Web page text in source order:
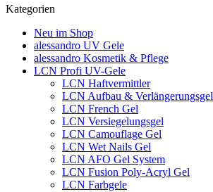
Kategorien
Neu im Shop
alessandro UV Gele
alessandro Kosmetik & Pflege
LCN Profi UV-Gele
LCN Haftvermittler
LCN Aufbau & Verlängerungsgel
LCN French Gel
LCN Versiegelungsgel
LCN Camouflage Gel
LCN Wet Nails Gel
LCN AFO Gel System
LCN Fusion Poly-Acryl Gel
LCN Farbgele